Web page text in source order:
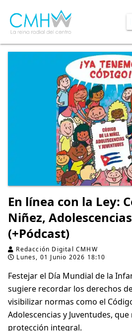
En línea con la Ley:
Niñez,
(+Pódcast)
Redacción Digital CMHW
Lunes, 01 Junio 2026 18:10
Festejar el Día Mundial de la
sugiere recordar los derechos
visibilizar normas como el
Adolescencias y Juventudes,
protección integral.